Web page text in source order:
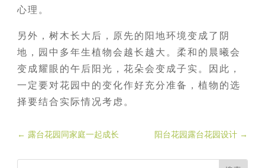
心理。
另外，树木长大后，原先的阳地环境变成了阴
地，园中多年生植物会越长越大。柔和的晨曦会
变成耀眼的午后阳光，花朵会变成子实。因此，
一定要对花园中的变化作好充分准备，植物的选
择要结合实际情况考虑。
← 露台花园同家庭一起成长 阳台花园露台花园设计→